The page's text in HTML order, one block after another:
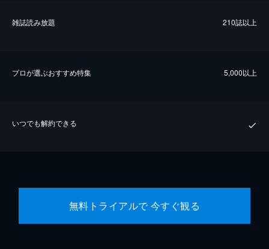
雑誌読み放題 210誌以上
プロが選ぶおすすめ特集 5,000以上
いつでも解約できる
無料トライアルで 今すぐ観る